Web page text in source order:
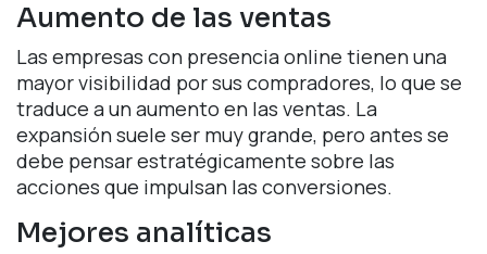
Aumento de las ventas
Las empresas con presencia online tienen una
mayor visibilidad por sus compradores, lo que se
traduce a un aumento en las ventas. La
expansión suele ser muy grande, pero antes se
debe pensar estratégicamente sobre las
acciones que impulsan las conversiones.
Mejores analíticas